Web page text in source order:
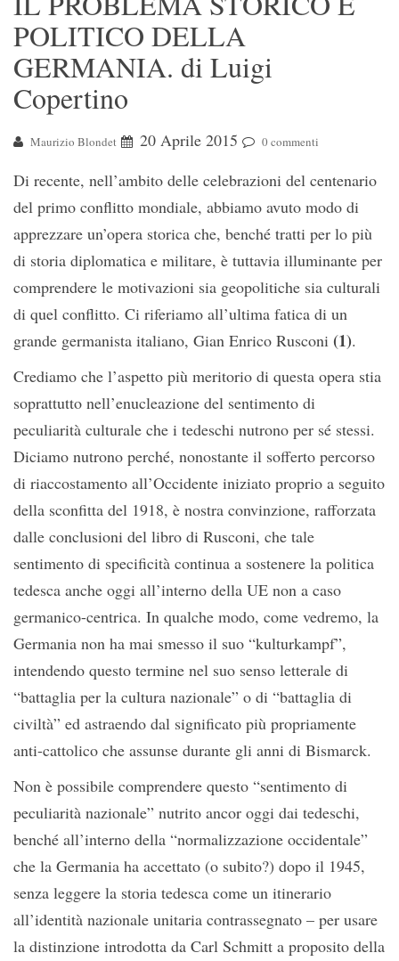
POLITICO DELLA
GERMANIA. di Luigi
Copertino
Maurizio Blondet 20 Aprile 2015 0 commenti
Di recente, nell’ambito delle celebrazioni del centenario
del primo conflitto mondiale, abbiamo avuto modo di
apprezzare un’opera storica che, benché tratti per lo più
di storia diplomatica e militare, è tuttavia illuminante per
comprendere le motivazioni sia geopolitiche sia culturali
di quel conflitto. Ci riferiamo all’ultima fatica di un
grande germanista italiano, Gian Enrico Rusconi (1).
Crediamo che l’aspetto più meritorio di questa opera stia
soprattutto nell’enucleazione del sentimento di
peculiarità culturale che i tedeschi nutrono per sé stessi.
Diciamo nutrono perché, nonostante il sofferto percorso
di riaccostamento all’Occidente iniziato proprio a seguito
della sconfitta del 1918, è nostra convinzione, rafforzata
dalle conclusioni del libro di Rusconi, che tale
sentimento di specificità continua a sostenere la politica
tedesca anche oggi all’interno della UE non a caso
germanico-centrica. In qualche modo, come vedremo, la
Germania non ha mai smesso il suo “kulturkampf”,
intendendo questo termine nel suo senso letterale di
“battaglia per la cultura nazionale” o di “battaglia di
civiltà” ed astraendo dal significato più propriamente
anti-cattolico che assunse durante gli anni di Bismarck.
Non è possibile comprendere questo “sentimento di
peculiarità nazionale” nutrito ancor oggi dai tedeschi,
benché all’interno della “normalizzazione occidentale”
che la Germania ha accettato (o subito?) dopo il 1945,
senza leggere la storia tedesca come un itinerario
all’identità nazionale unitaria contrassegnato – per usare
la distinzione introdotta da Carl Schmitt a proposito della